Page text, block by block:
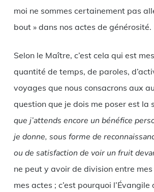
moi ne sommes certainement pas
bout » dans nos actes de générosité.
Selon le Maître, c’est cela qui est
quantité de temps, de paroles,
voyages que nous consacrons aux
question que je dois me poser est la
que j’attends encore un bénéfice
je donne, sous forme de
ou de satisfaction de voir un fruit
ne peut y avoir de division entre
mes actes ; c’est pourquoi l’Évangile